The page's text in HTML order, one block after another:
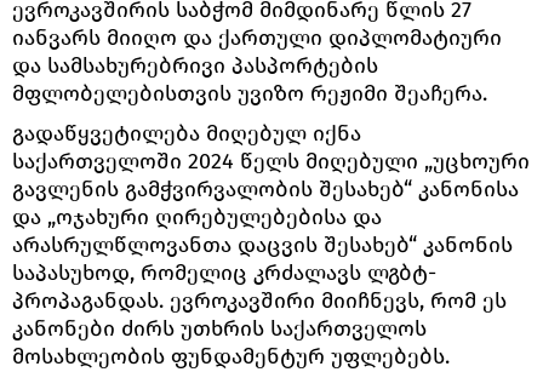
ევროკავშირის საბჭომ მიმდინარე წლის 27
იანვარს მიიღო და ქართული დიპლომატიური
და სამსახურებრივი პასპორტების
მფლობელებისთვის უვიზო რეჟიმი შეაჩერა.
გადაწყვეტილება მიღებულ იქნა
საქართველოში 2024 წელს მიღებული „უცხოური
გავლენის გამჭვირვალობის შესახებ“ კანონისა
და „ოჯახური ღირებულებებისა და
არასრულწლოვანთა დაცვის შესახებ“ კანონის
საპასუხოდ, რომელიც კრძალავს ლგბტ-
პროპაგანდას. ევროკავშირი მიიჩნევს, რომ ეს
კანონები ძირს უთხრის საქართველოს
მოსახლეობის ფუნდამენტურ უფლებებს.